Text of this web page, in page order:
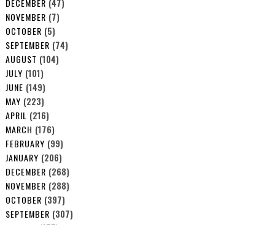
NOVEMBER (7)
OCTOBER (5)
SEPTEMBER (74)
AUGUST (104)
JULY (101)
JUNE (149)
MAY (223)
APRIL (216)
MARCH (176)
FEBRUARY (99)
JANUARY (206)
DECEMBER (268)
NOVEMBER (288)
OCTOBER (397)
SEPTEMBER (307)